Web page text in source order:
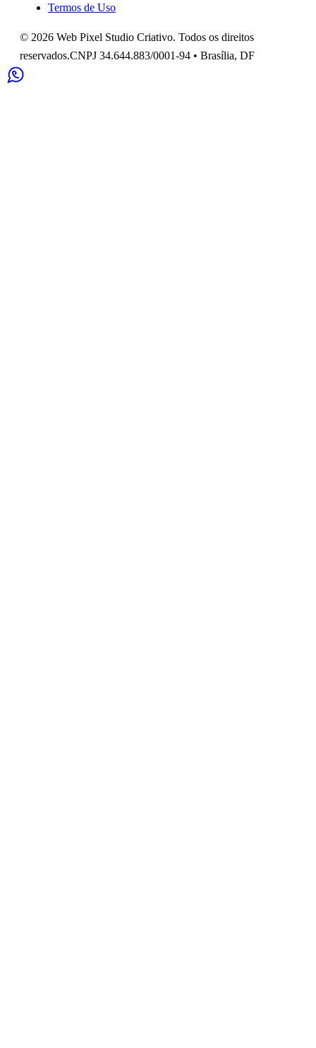
Termos de Uso
© 2026 Web Pixel Studio Criativo. Todos os direitos
reservados.CNPJ 34.644.883/0001-94 • Brasília, DF